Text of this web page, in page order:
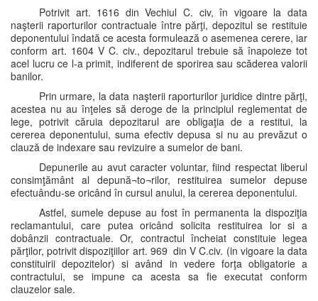
Potrivit art. 1616 din Vechiul C. civ, în vigoare la data
naşterii raporturilor contractuale între părţi, depozitul se restituie
deponentului îndată ce acesta formulează o asemenea cerere, iar
conform art. 1604 V C. civ., depozitarul trebuie să înapoieze tot
acel lucru ce l-a primit, indiferent de sporirea sau scăderea valorii
banilor.
Prin urmare, la data naşterii raporturilor juridice dintre părţi,
acestea nu au înţeles să deroge de la principiul reglementat de
lege, potrivit căruia depozitarul are obligaţia de a restitui, la
cererea deponentului, suma efectiv depusa si nu au prevăzut o
clauză de indexare sau revizuire a sumelor de bani.
Depunerile au avut caracter voluntar, fiind respectat liberul
consimţământ al depună¬to¬rilor, restituirea sumelor depuse
efectuându-se oricând în cursul anului, la cererea deponentului.
Astfel, sumele depuse au fost în permanenta la dispoziţia
reclamantului, care putea oricând solicita restituirea lor si a
dobânzii contractuale. Or, contractul încheiat constituie legea
părţilor, potrivit dispoziţiilor art. 969 din V C.civ. (in vigoare la data
constituirii depozitelor) si având in vedere forţa obligatorie a
contractului, se impune ca acesta sa fie executat conform
clauzelor sale.